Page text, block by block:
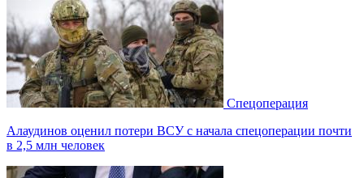
Спецоперация
Алаудинов оценил потери ВСУ с начала спецоперации почти
в 2,5 млн человек